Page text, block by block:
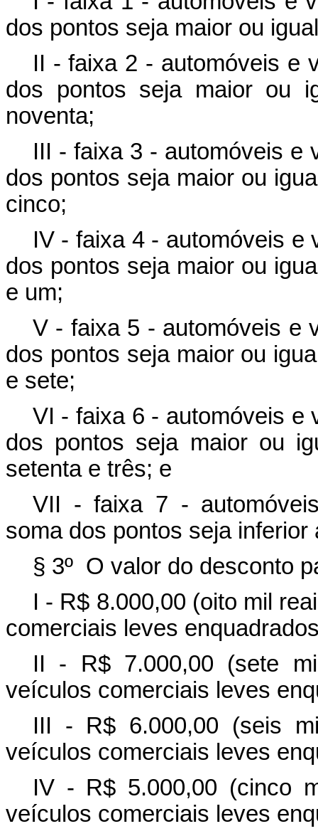
dos pontos seja maior ou
II - faixa 2 - automóveis e
dos pontos seja maior ou
noventa;
III - faixa 3 - automóveis e
dos pontos seja maior ou
cinco;
IV - faixa 4 - automóveis e
dos pontos seja maior ou
e um;
V - faixa 5 - automóveis e
dos pontos seja maior ou
e sete;
VI - faixa 6 - automóveis e
dos pontos seja maior ou
setenta e três; e
VII - faixa 7 -
soma dos pontos seja
§ 3º O valor do desconto
I - R$ 8.000,00 (oito mil
comerciais leves
II - R$ 7.000,00 (sete
veículos comerciais leves
III - R$ 6.000,00 (seis
veículos comerciais leves
IV - R$ 5.000,00 (cinco
veículos comerciais leves